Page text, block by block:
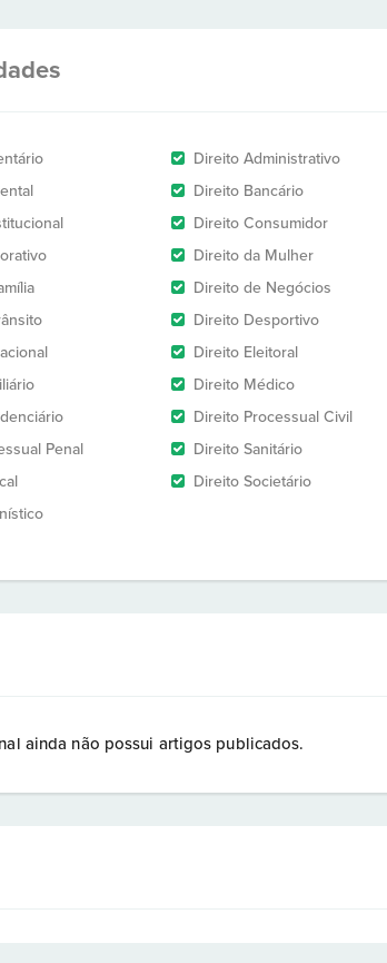
Direito Administrativo
Direito Bancário
Direito Consumidor
Direito da Mulher
Direito de Negócios
Direito Desportivo
Direito Eleitoral
Direito Médico
Direito Processual Civil
Penal
Direito Sanitário
Direito Societário
ainda não possui artigos publicados.